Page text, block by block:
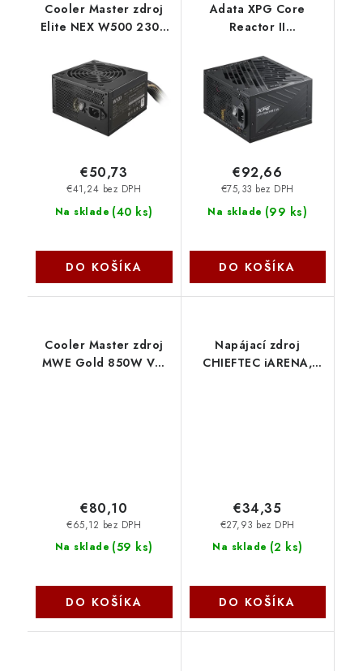
Cooler Master zdroj
Elite NEX W500 230V
MPW-5001-ACBW-BEU
CoolerMaster
Na sklade (40 ks)
€41,24 bez DPH
€50,73
DO KOŠÍKA
Adata XPG Core
Reactor II
Gold/Modular/Retail
COREREACTORIIVE850G-
BKCEU ADATA
Na sklade (99 ks)
€75,33 bez DPH
€92,66
DO KOŠÍKA
Cooler Master zdroj
MWE Gold 850W V3,
Na sklade (59 ks)
€65,12 bez DPH
€80,10
DO KOŠÍKA
Napájací zdroj
CHIEFTEC iARENA,
Na sklade (2 ks)
€27,93 bez DPH
€34,35
DO KOŠÍKA